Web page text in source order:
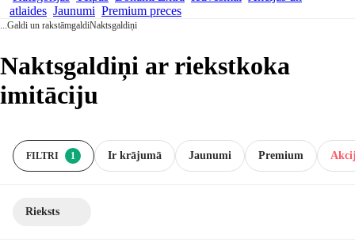
atlaides Jaunumi Premium preces
...Galdi un rakstāmgaldiNaktsgaldiņi
Naktsgaldiņi ar riekstkoka
imitāciju
FILTRI 1 Ir krājumā Premium
Jaunumi
Rieksts